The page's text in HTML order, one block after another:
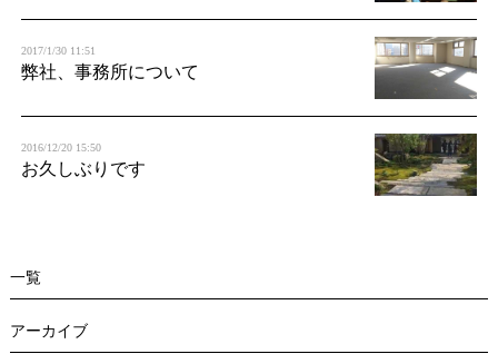
2017/1/30 11:51
弊社、事務所について
2016/12/20 15:50
お久しぶりです
一覧
アーカイブ